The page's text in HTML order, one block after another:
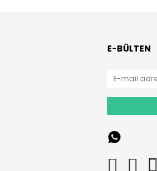
E-BÜLTEN